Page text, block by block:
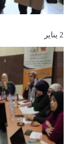
2 يناير